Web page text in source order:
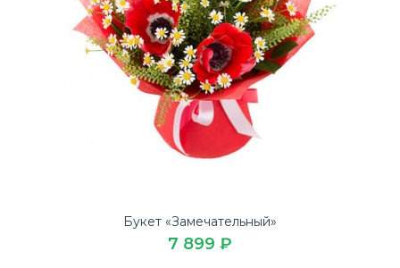
Букет «Восхитительный»
Букет «Замечательный»
7 899 ₽